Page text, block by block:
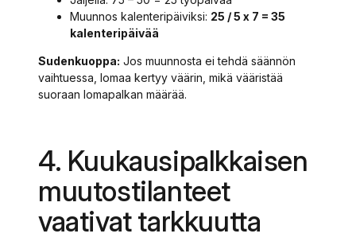
Muunnos kalenteripäiviksi: 25 / 5 x 7 = 35
kalenteripäivää
Sudenkuoppa: Jos muunnosta ei tehdä säännön
vaihtuessa, lomaa kertyy väärin, mikä vääristää
suoraan lomapalkan määrää.
4. Kuukausipalkkaisen
muutostilanteet
vaativat tarkkuutta